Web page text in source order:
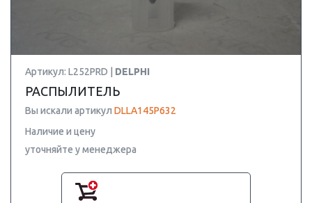
Артикул: L252PRD | DELPHI
РАСПЫЛИТЕЛЬ
Вы искали артикул DLLA145P632
Наличие и цену
уточняйте у менеджера